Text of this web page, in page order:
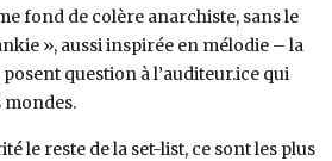
fond de colère anarchiste, sans le
», aussi inspirée en mélodie – la
question à l’auditeur.ice qui
mondes.
le reste de la set-list, ce sont les plus